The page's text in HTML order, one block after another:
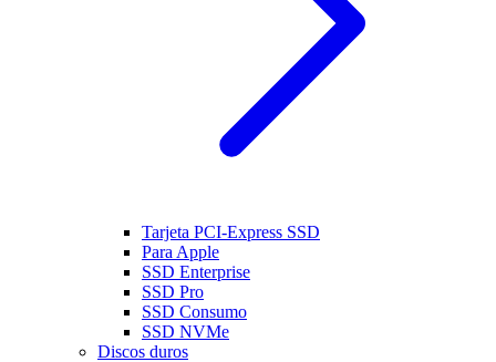
Tarjeta PCI-Express SSD
Para Apple
SSD Enterprise
SSD Pro
SSD Consumo
SSD NVMe
Discos duros